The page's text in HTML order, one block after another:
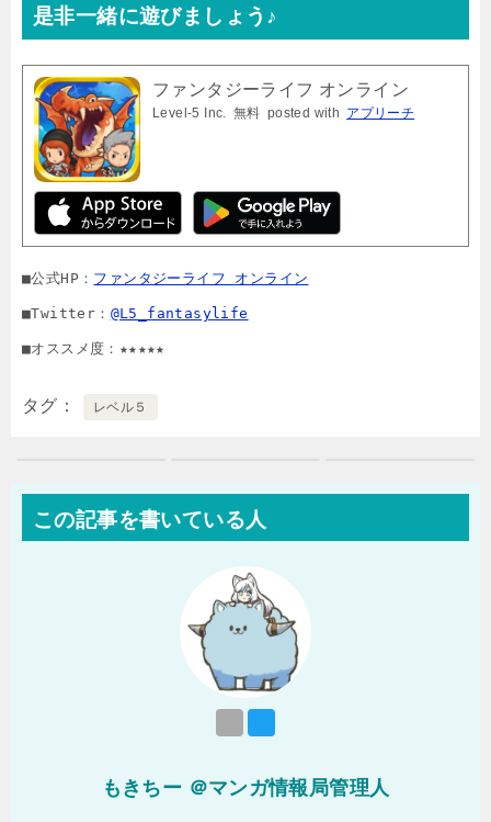
是非一緒に遊びましょう♪
ファンタジーライフ オンライン
Level-5 Inc. 無料 posted with アプリーチ
■公式HP： ファンタジーライフ オンライン
■Twitter： @L5_fantasylife
■オススメ度：★★★★★
タグ レベル５
この記事を書いている人
もきちー ＠マンガ情報局管理人